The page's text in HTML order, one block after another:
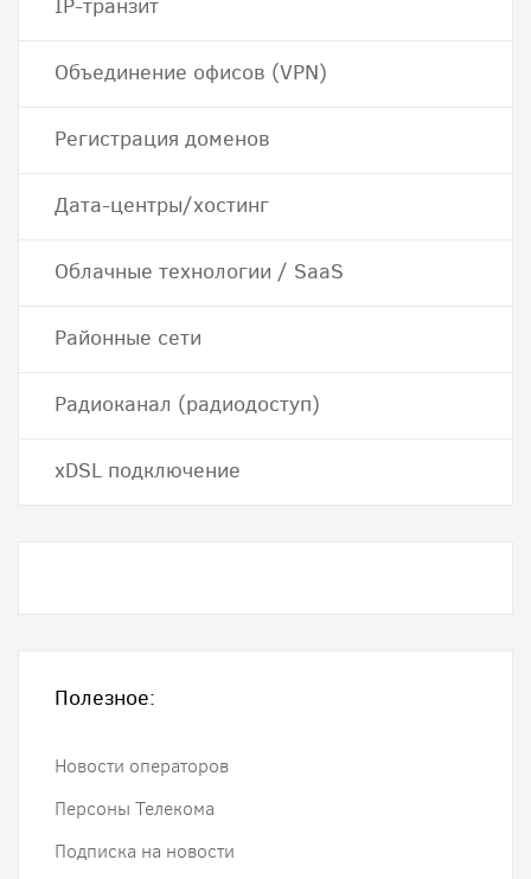
IP-транзит
Объединение офисов (VPN)
Регистрация доменов
Дата-центры/хостинг
Облачные технологии / SaaS
Районные сети
Радиоканал (радиодоступ)
хDSL подключение
Полезное:
Новости операторов
Персоны Телекома
Подписка на новости